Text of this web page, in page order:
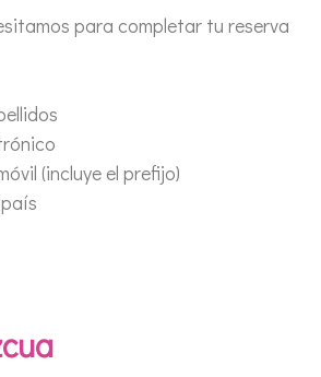
para completar tu reserva
(incluye el prefijo)